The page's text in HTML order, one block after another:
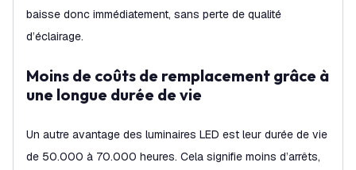
baisse donc immédiatement, sans perte de qualité
d’éclairage.
Moins de coûts de remplacement grâce à
une longue durée de vie
Un autre avantage des luminaires LED est leur durée de vie
de 50.000 à 70.000 heures. Cela signifie moins d’arrêts,